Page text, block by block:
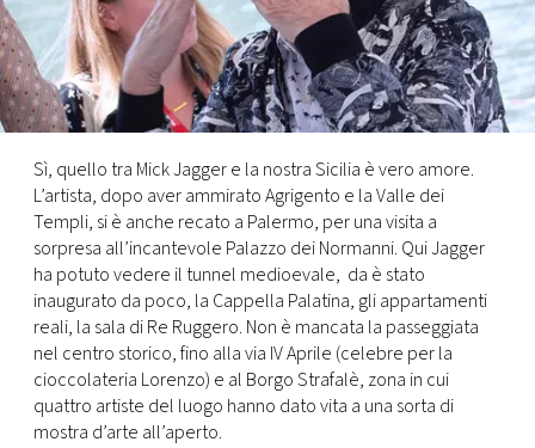
TV
PRINCIPATO
DI
MONACO
RMC
CONSIGLIA
Sì, quello tra Mick Jagger e la nostra Sicilia è vero amore.
L’artista, dopo aver ammirato Agrigento e la Valle dei
Templi, si è anche recato a Palermo, per una visita a
sorpresa all’incantevole Palazzo dei Normanni. Qui Jagger
ha potuto vedere il tunnel medioevale, da è stato
inaugurato da poco, la Cappella Palatina, gli appartamenti
reali, la sala di Re Ruggero. Non è mancata la passeggiata
nel centro storico, fino alla via IV Aprile (celebre per la
cioccolateria Lorenzo) e al Borgo Strafalè, zona in cui
quattro artiste del luogo hanno dato vita a una sorta di
mostra d’arte all’aperto.